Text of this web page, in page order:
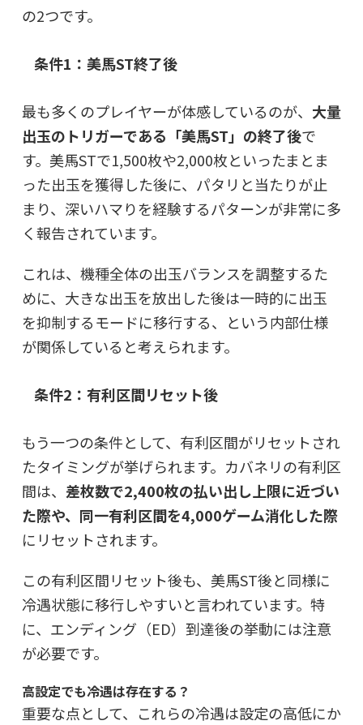
の2つです。
条件1：美馬ST終了後
最も多くのプレイヤーが体感しているのが、 大量
出玉のトリガーである「美馬ST」の終了後で
す。美馬STで1,500枚や2,000枚といったまとま
った出玉を獲得した後に、パタリと当たりが止
まり、深いハマりを経験するパターンが非常に多
く報告されています。
これは、機種全体の出玉バランスを調整するた
めに、大きな出玉を放出した後は一時的に出玉
を抑制するモードに移行する、という内部仕様
が関係していると考えられます。
条件2：有利区間リセット後
もう一つの条件として、有利区間がリセットされ
たタイミングが挙げられます。カバネリの有利区
間は、 差枚数で2,400枚の払い出し上限に近づい
た際や、同一有利区間を4,000ゲーム消化した際
にリセットされます。
この有利区間リセット後も、美馬ST後と同様に
冷遇状態に移行しやすいと言われています。特
に、エンディング（ED）到達後の挙動には注意
が必要です。
高設定でも冷遇は存在する？
重要な点として、これらの冷遇は設定の高低にか